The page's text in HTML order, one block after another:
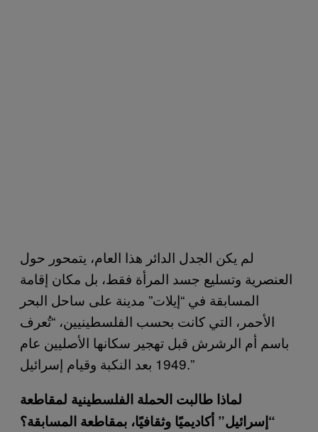
لم يكن الجدل الدائر هذا العام، يتمحور حول
العنصرية وتسليع جسد المرأة فقط، بل مكان إقامة
المسابقة في “إيلات” مدينة على ساحل البحر
الأحمر، التي كانت بحسب الفلسطينيين، “تُعرف
باسم أم الرشرش قبل تهجير سكانها الأصليين عام
1949 بعد النكبة وقيام إسرائيل.”
لماذا طالبت الحملة الفلسطينية لمقاطعة
“إسرائيل” أكاديميًا وثقافيًا، بمقاطعة المسابقة؟